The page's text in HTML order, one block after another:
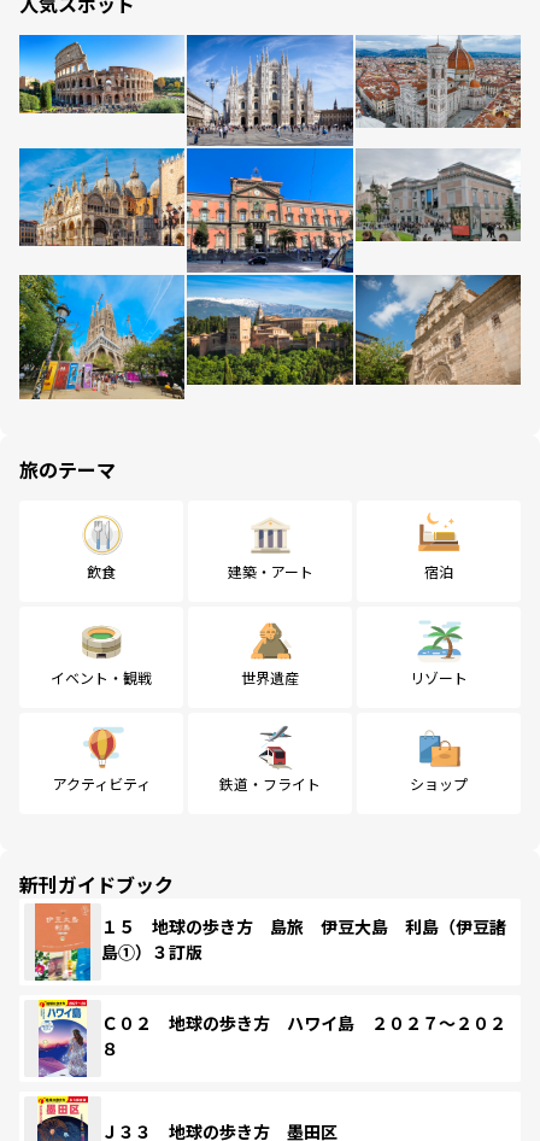
旅のテーマ
飲食 建築・アート 宿泊
イベント・観戦 世界遺産 リゾート
アクティビティ 鉄道・フライト ショップ
新刊ガイドブック
１５ 地球の歩き方 島旅 伊豆大島 利島（伊豆諸
島①）３訂版
Ｃ０２ 地球の歩き方 ハワイ島 ２０２７～２０２
８
Ｊ３３ 地球の歩き方 墨田区